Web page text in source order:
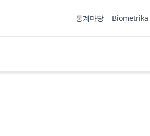
통계마당 Biometrika